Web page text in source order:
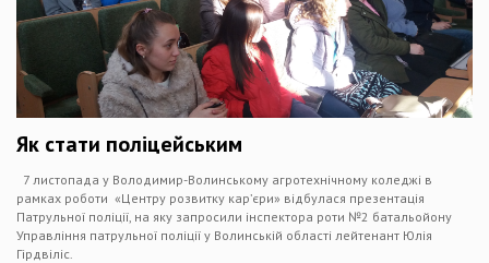
Як стати поліцейським
7 листопада у Володимир-Волинському агротехнічному коледжі в
рамках роботи «Центру розвитку кар’єри» відбулася презентація
Патрульної поліції, на яку запросили інспектора роти №2 батальойону
Управління патрульної поліції у Волинській області лейтенант Юлія
Гірдвіліс.